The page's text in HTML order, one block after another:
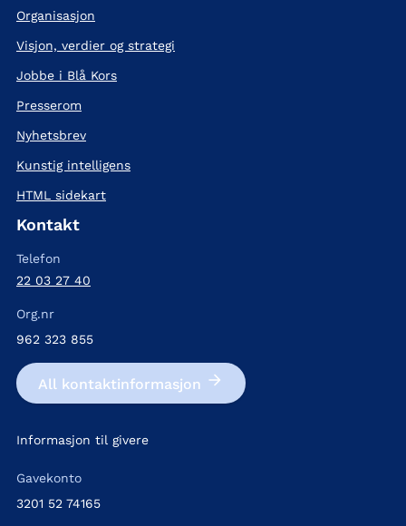
Organisasjon
Visjon, verdier og strategi
Jobbe i Blå Kors
Presserom
Nyhetsbrev
Kunstig intelligens
HTML sidekart
Kontakt
Telefon
22 03 27 40
Org.nr
962 323 855
All kontakt­informasjon
Informasjon til givere
Gavekonto
3201 52 74165